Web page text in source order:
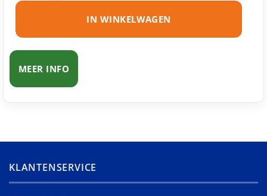
IN WINKELWAGEN
MEER INFO
KLANTENSERVICE